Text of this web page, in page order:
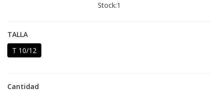
Stock:1
TALLA
T 10/12
Cantidad